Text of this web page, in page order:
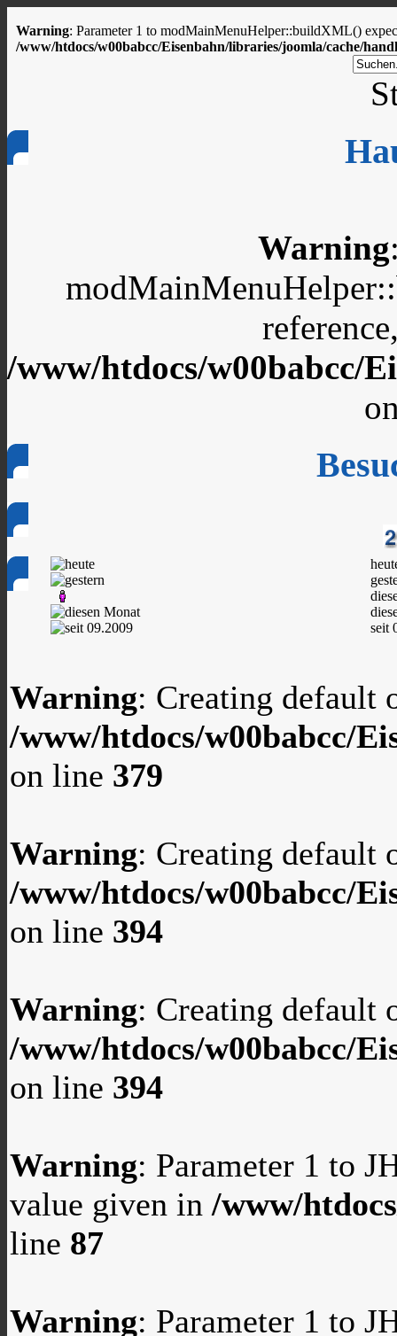
Warning: Parameter 1 to modMainMenuHelper::buildXML()
/www/htdocs/w00babcc/Eisenbahn/libraries/joomla/cache/
Warning
/www/htdocs/w00babcc/
seit
Warning: Creating default
/www/htdocs/w00babcc/
on line 379
Warning: Creating default
/www/htdocs/w00babcc/
on line 394
Warning: Creating default
/www/htdocs/w00babcc/
on line 394
Warning: Parameter 1 to
value given in /www/
line 87
Warning: Parameter 1 to